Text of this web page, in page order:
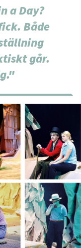
a Day?
Både
går.